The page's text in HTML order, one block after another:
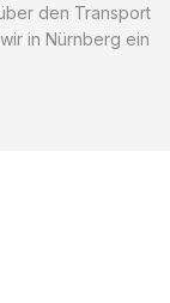
den Transport
in Nürnberg ein